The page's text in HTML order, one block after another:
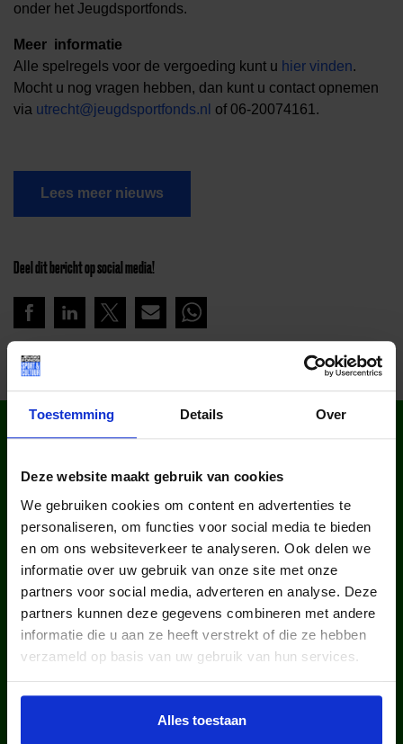
Toestemming Details Over
Deze website maakt gebruik van cookies
We gebruiken cookies om content en advertenties te
personaliseren, om functies voor social media te bieden
en om ons websiteverkeer te analyseren. Ook delen we
informatie over uw gebruik van onze site met onze
partners voor social media, adverteren en analyse. Deze
partners kunnen deze gegevens combineren met andere
informatie die u aan ze heeft verstrekt of die ze hebben
verzameld op basis van uw gebruik van hun services.
Alles toestaan
onder het Jeugdsportfonds.
Meer informatie
Alle spelregels voor de vergoeding kunt u hier vinden.
Mocht u nog vragen hebben, dan kunt u contact opnemen
via utrecht@jeugdsportfonds.nl of 06-20074161.
Lees meer nieuws
Deel dit bericht op social media!
WIST JE DAT IN
kinderen en jongeren werden in
2025 via ons lid van een club.